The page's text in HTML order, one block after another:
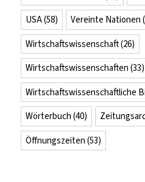
USA(58) Vereinte Nationen
Wirtschaftswissenschaft(26)
Wirtschaftswissenschaften (33)
Wirtschaftswissenschaftliche
Wörterbuch (40)
Öffnungszeiten (53)